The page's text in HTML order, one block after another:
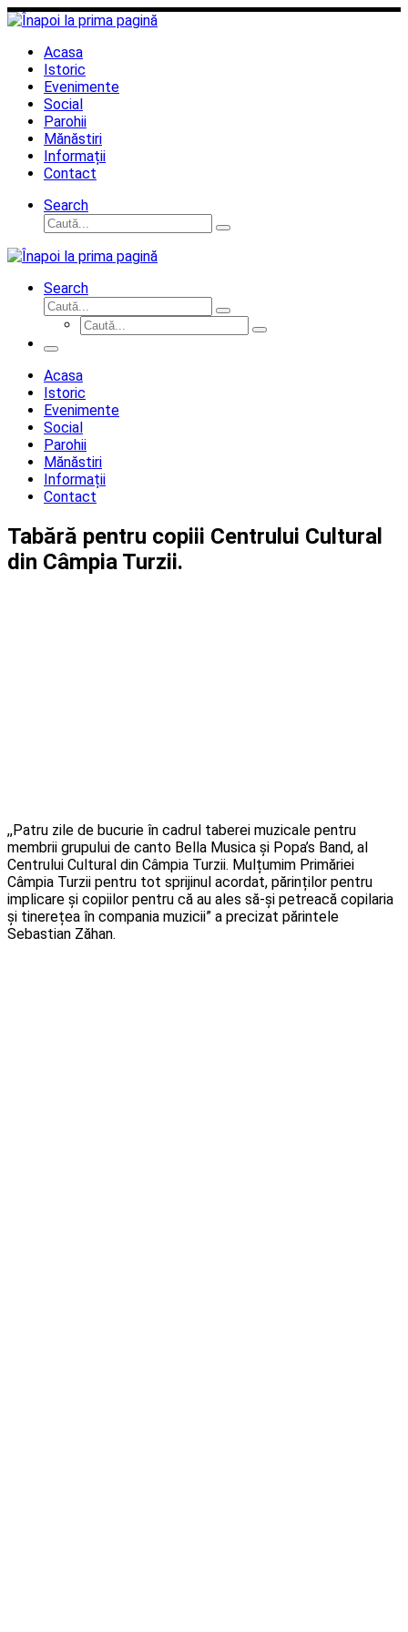
Sari
la
conținutAcasa
Istoric
Evenimente
Social
Parohii
Mănăstiri
Informații
Contact
Search
Căutare
Caută...
Search
Căutare
Caută...
Căutare
Caută...
Meniu
Acasa
Istoric
Evenimente
Social
Parohii
Mănăstiri
Informații
Contact
Tabără pentru copiii Centrului Cultural
din Câmpia Turzii.
,,Patru zile de bucurie în cadrul taberei muzicale pentru
membrii grupului de canto Bella Musica și Popa’s Band, al
Centrului Cultural din Câmpia Turzii. Mulțumim Primăriei
Câmpia Turzii pentru tot sprijinul acordat, părinților pentru
implicare și copiilor pentru că au ales să-și petreacă copilaria
și tinerețea în compania muzicii” a precizat părintele
Sebastian Zăhan.